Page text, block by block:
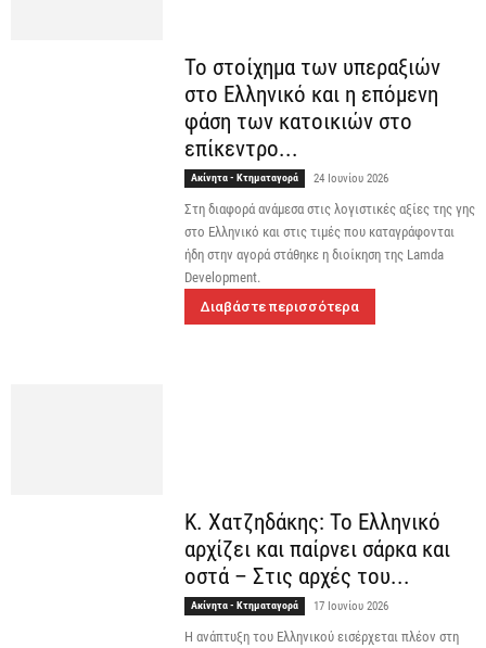
Το στοίχημα των υπεραξιών
στο Ελληνικό και η επόμενη
φάση των κατοικιών στο
επίκεντρο...
Ακίνητα - Κτηματαγορά 24 Ιουνίου 2026
Στη διαφορά ανάμεσα στις λογιστικές αξίες της γης
στο Ελληνικό και στις τιμές που καταγράφονται
ήδη στην αγορά στάθηκε η διοίκηση της Lamda
Development.
Διαβάστε περισσότερα
Κ. Χατζηδάκης: Το Ελληνικό
αρχίζει και παίρνει σάρκα και
οστά – Στις αρχές του...
Ακίνητα - Κτηματαγορά 17 Ιουνίου 2026
Η ανάπτυξη του Ελληνικού εισέρχεται πλέον στη